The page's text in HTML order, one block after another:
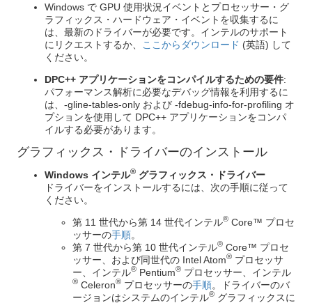
Windows で GPU 使用状況イベントとプロセッサー・グ
ラフィックス・ハードウェア・イベントを収集するに
は、最新のドライバーが必要です。インテルのサポート
にリクエストするか、
ここからダウンロード (英語) して
ください。
DPC++ アプリケーションをコンパイルするための要件:
パフォーマンス解析に必要なデバッグ情報を利用するに
は、-gline-tables-only および -fdebug-info-for-profiling オ
プションを使用して DPC++ アプリケーションをコンパ
イルする必要があります。
グラフィックス・ドライバーのインストール
Windows インテル® グラフィックス・ドライバー
ドライバーをインストールするには、次の手順に従って
ください。
第 11 世代から第 14 世代インテル® Core™ プロセ
ッサーの手順。
第 7 世代から第 10 世代インテル® Core™ プロセ
ッサー、および同世代の Intel Atom® プロセッサ
ー、インテル® Pentium® プロセッサー、インテル
® Celeron® プロセッサーの手順。ドライバーのバ
ージョンはシステムのインテル® グラフィックスに